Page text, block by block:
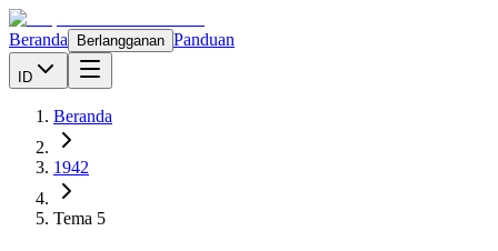
Beranda Berlangganan Panduan
ID
Beranda
1942
Tema 5